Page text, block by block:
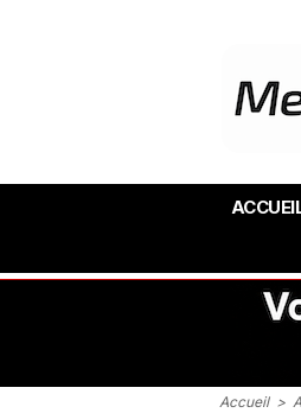
Accueil >